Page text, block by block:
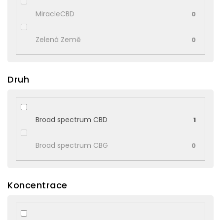
MiracleCBD 0
Zelená Země 0
Druh
Broad spectrum CBD 1
Broad spectrum CBG 0
Koncentrace